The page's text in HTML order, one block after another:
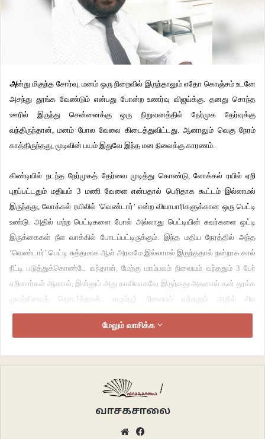
அன்று மிகுந்த சோர்வு. மனம் ஒரு நிறைவில் இருந்தாலும் எதோ கொஞ்சம் உடனே
அசந்து தூங்க வேண்டும் என்பது போன்ற உணர்வு விஜய்க்கு. தனது சொந்த
ஊரில் இருந்து சென்னைக்கு ஒரு நிறுவனத்தில் நேர்முக தேர்வுக்கு
வந்திருந்தான், மனம் போல வேலை கிடைத்துவிட்டது. ஆனாலும் வெகு நேரம்
காத்திருந்தது, முடிவின் பயம் இதுவே இந்த மன நிலைக்கு காரணம்.
கிண்டியில் நடந்த நேர்முகத் தேர்வை முடித்து கொண்டு, லோக்கல் ரயில் ஏறி
புறப்பட்டதும் மதியம் 3 மணி வேளை என்பதால் பெரிதாக கூட்டம் இல்லாமல்
இருந்தது, லோக்கல் ரயிலில் ‘வெண்டார்’ என்ற வியாபாரிகளுக்கான ஒரு பெட்டி
உண்டு. அதில் மற்ற பெட்டிகளை போல் அல்லாது பெட்டியின் சுவர்களை ஒட்டி
இருக்கைகள் நீள வாக்கில் போடப்பட்டிருக்கும். இந்த மதிய நேரத்தில் அந்த
‘வெண்டார்’ பெட்டி சுத்தமாக ஆள் அரவமே இல்லாமல் இருந்ததால் நன்றாக கால்
நீட்டி படுத்துக்கொண்டே வந்தான், மேற்கு மாம்பலம் நிலையம் வந்ததும் 3 பேர்
ஏறினார்கள் ஆனால், இன்னும் அது காலியாகவே இருந்தது அதனால் தன் தூக்க
முயற்சியைத் தொடர்ந்தான்.. எழும்பூர் நிலையம் வந்ததும் அதில் சில
திருநங்கைகள் ஏறினர், உள்ளே உள்ளவர்களை ஆசீர்வதித்து பணம் பெற்றனர். தன்
கையில் சுத்தமாக காசே இல்லாமல் பயணச் செலவுக்கு மட்டும் பணம்
சில நிமிடங்கள் ஆனது…தன்னை யாரோ உற்று பார்ப்பது போல ஒரு உணர்வு
மேலிட கண் திறந்து பார்த்தான்; அந்தத் திருநங்கை அங்கேயே இருந்து
தன்னிடம் எந்த பணமும் இல்லை என்று அவளிடம் சொன்னான். அதைக் கேட்டு
மேலும் வாசிக்க
வாசகசாலை
Website